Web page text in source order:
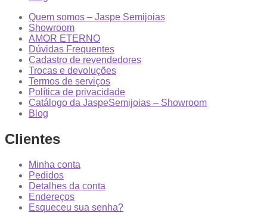
Quem somos – Jaspe Semijoias
Showroom
AMOR ETERNO
Dúvidas Frequentes
Cadastro de revendedores
Trocas e devoluções
Termos de serviços
Política de privacidade
Catálogo da JaspeSemijoias – Showroom
Blog
Clientes
Minha conta
Pedidos
Detalhes da conta
Endereços
Esqueceu sua senha?